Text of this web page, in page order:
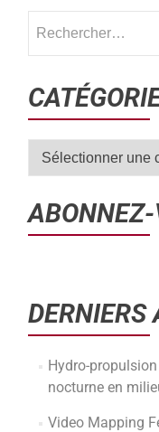
ABONNEZ-
DERNIERS
Hydro-
nocturne en
Video Mapping